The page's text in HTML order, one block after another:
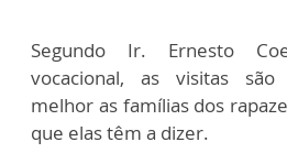
Segundo Ir. Ernesto
vocacional, as visitas
melhor as famílias dos
que elas têm a dizer.